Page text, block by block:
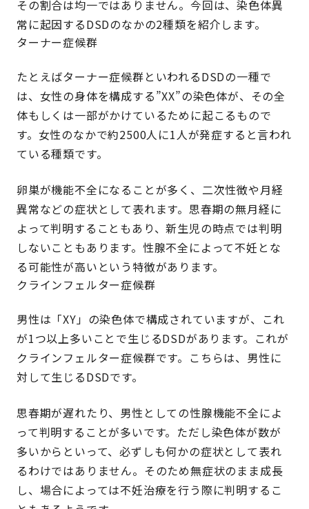
その割合は均一ではありません。今回は、染色体異
常に起因するDSDのなかの2種類を紹介します。
ターナー症候群
たとえばターナー症候群といわれるDSDの一種で
は、女性の身体を構成する”XX”の染色体が、その全
体もしくは一部がかけているために起こるもので
す。女性のなかで約2500人に1人が発症すると言われ
ている種類です。
卵巣が機能不全になることが多く、二次性徴や月経
異常などの症状として表れます。思春期の無月経に
よって判明することもあり、新生児の時点では判明
しないこともあります。性腺不全によって不妊とな
る可能性が高いという特徴があります。
クラインフェルター症候群
男性は「XY」の染色体で構成されていますが、これ
が1つ以上多いことで生じるDSDがあります。これが
クラインフェルター症候群です。こちらは、男性に
対して生じるDSDです。
思春期が遅れたり、男性としての性腺機能不全によ
って判明することが多いです。ただし染色体が数が
多いからといって、必ずしも何かの症状として表れ
るわけではありません。そのため無症状のまま成長
し、場合によっては不妊治療を行う際に判明するこ